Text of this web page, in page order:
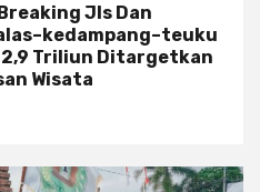
Jls Dan
2,9 Triliun Ditargetkan
Wisata